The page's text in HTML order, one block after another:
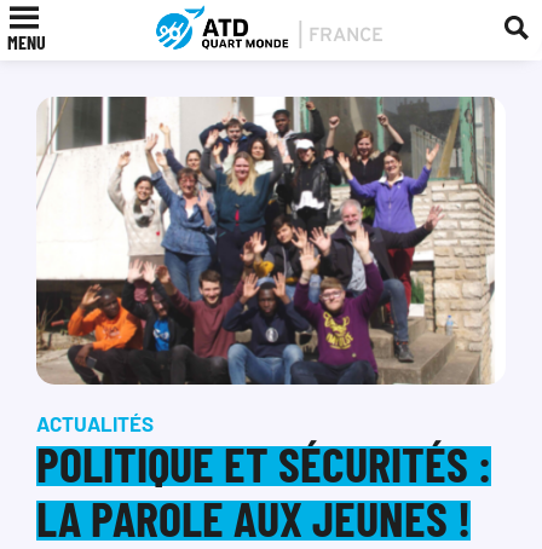
MENU
ACTUALITÉS
POLITIQUE ET SÉCURITÉS :
LA PAROLE AUX JEUNES !